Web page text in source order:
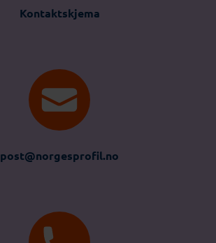
Kontaktskjema
post@norgesprofil.no